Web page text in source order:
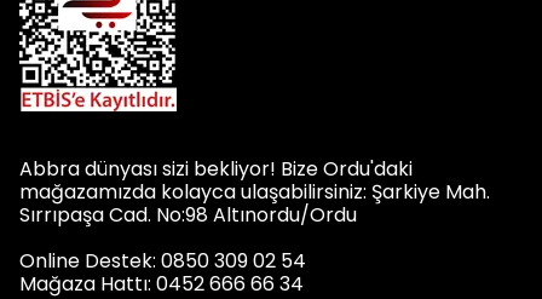
Abbra dünyası sizi bekliyor! Bize Ordu'daki
mağazamızda kolayca ulaşabilirsiniz: Şarkiye Mah.
Sırrıpaşa Cad. No:98 Altınordu/Ordu
Online Destek: 0850 309 02 54
Mağaza Hattı: 0452 666 66 34